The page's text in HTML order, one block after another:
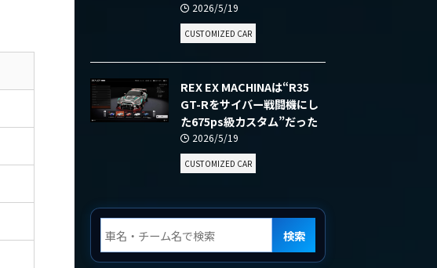
2026/5/19
CUSTOMIZED CAR
REX EX MACHINAは“R35
GT-Rをサイバー戦闘機にし
た675ps級カスタム”だった
2026/5/19
CUSTOMIZED CAR
検索